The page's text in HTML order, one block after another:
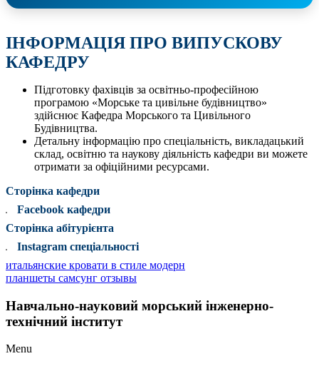
ІНФОРМАЦІЯ ПРО ВИПУСКОВУ
КАФЕДРУ
Підготовку фахівців за освітньо-професійною
програмою «Морське та цивільне будівництво»
здійснює Кафедра Морського та Цивільного
Будівництва.
Детальну інформацію про спеціальність, викладацький
склад, освітню та наукову діяльність кафедри ви можете
отримати за офіційними ресурсами.
Сторінка кафедри
Facebook кафедри
Сторінка абітурієнта
Instagram спеціальності
итальянские кровати в стиле модерн
планшеты самсунг отзывы
Навчально-науковий морський інженерно-
технічний інститут
Menu